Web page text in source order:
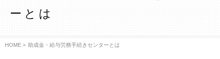
ーとは
HOME > 助成金・給与労務手続きセンターとは